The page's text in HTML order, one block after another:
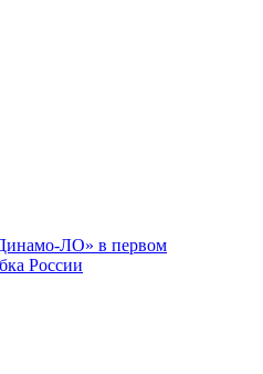
ЛО» в первом
России